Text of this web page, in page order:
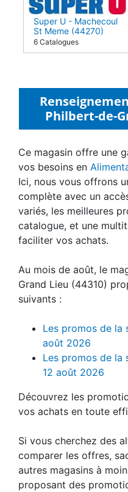
Super U - Machecoul
St Meme (44270)
6 Catalogues
Philbert-de-
Ce magasin offre une
vos besoins en
Ici, nous vous offrons
complète avec un
variés, les meilleures
catalogue, et une
faciliter vos achats.
Au mois de août, le
Grand Lieu (44310)
suivants :
Les promos de la
août 2026
Les promos de la
12 août 2026
Découvrez les
vos achats en toute
Si vous cherchez des
comparer les offres,
autres magasins à
proposant des